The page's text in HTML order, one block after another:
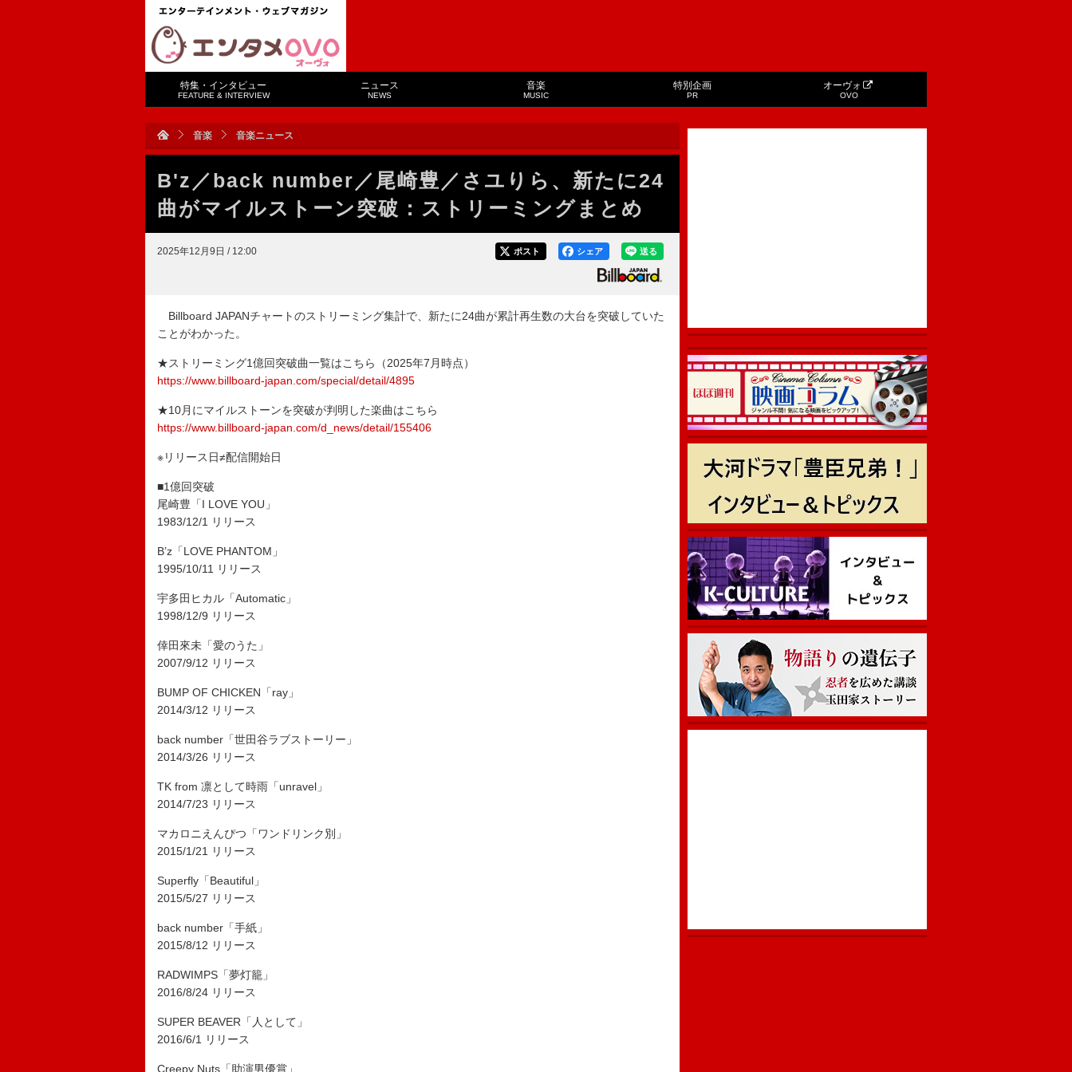
特集・インタビュー
FEATURE & INTERVIEW
ニュース
NEWS
音楽
MUSIC
特別企画
PR
オーヴォ
OVO
音楽 音楽ニュース
B'z／back number／尾崎豊／さユりら、新たに24
曲がマイルストーン突破：ストリーミングまとめ
2025年12月9日 / 12:00 送る
シェア
ポスト
Billboard JAPANチャートのストリーミング集計で、新たに24曲が累計再生数の大台を突破していた
ことがわかった。
★ストリーミング1億回突破曲一覧はこちら（2025年7月時点）
https://www.billboard-japan.com/special/detail/4895
★10月にマイルストーンを突破が判明した楽曲はこちら
https://www.billboard-japan.com/d_news/detail/155406
※リリース日≠配信開始日
■1億回突破
尾崎豊「I LOVE YOU」
1983/12/1 リリース
B’z「LOVE PHANTOM」
1995/10/11 リリース
宇多田ヒカル「Automatic」
1998/12/9 リリース
倖田來未「愛のうた」
2007/9/12 リリース
BUMP OF CHICKEN「ray」
2014/3/12 リリース
back number「世田谷ラブストーリー」
2014/3/26 リリース
TK from 凛として時雨「unravel」
2014/7/23 リリース
マカロニえんぴつ「ワンドリンク別」
2015/1/21 リリース
Superfly「Beautiful」
2015/5/27 リリース
back number「手紙」
2015/8/12 リリース
RADWIMPS「夢灯籠」
2016/8/24 リリース
SUPER BEAVER「人として」
2016/6/1 リリース
Creepy Nuts「助演男優賞」